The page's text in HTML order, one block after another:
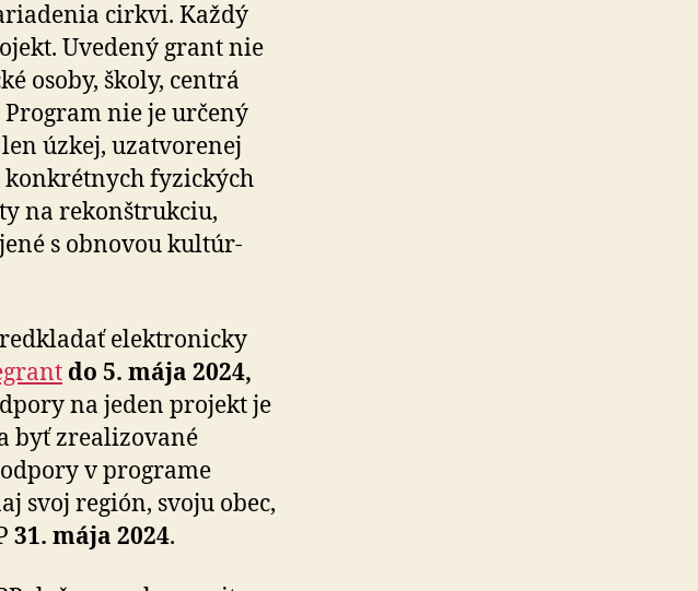
cirkvi. Každý
Uvedený grant nie
osoby, školy, centrá
nie je určený
úzkej, uzatvo­re­nej
konkrétnych fyzických
na re­kon­štruk­ciu,
s ob­no­vou kul­túr­
elektro­nicky
do 5. mája 2024,
na jeden projekt je
byť zre­a­li­zo­vané
v programe
svoj región, svoju obec,
31. mája 2024.